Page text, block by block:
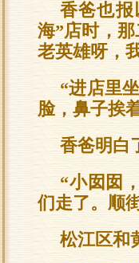
香爸也报
海”店时，
老英雄呀，
“进店里
脸，鼻子挨
香爸明白
“小囡囡
们走了。顺
松江区和